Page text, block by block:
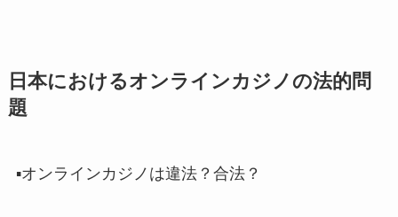
日本におけるオンラインカジノの法的問
題
▪️オンラインカジノは違法？合法？